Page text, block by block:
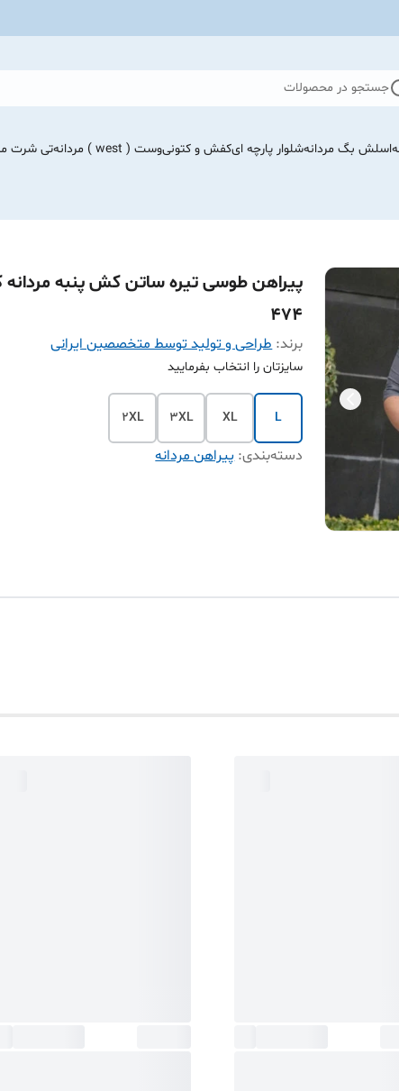
جستجو در محصولات
اسلش بگ مردانهشلوار پارچه ایکفش و کتونیوست ( west ) مردانه تی شرت
پیراهن طوسی تیره ساتن کش پنبه مردانه
474
برند: طراحی و تولید توسط متخصصین ایرانی
سایزتان را انتخاب بفرمایید
L
XL
3XL
2XL
دسته‌بندی:پیراهن مردانه